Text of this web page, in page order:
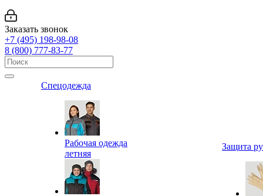
Заказать звонок
+7 (495) 198-98-08
8 (800) 777-83-77
Спецодежда
Рабочая одежда
летняя
Защита